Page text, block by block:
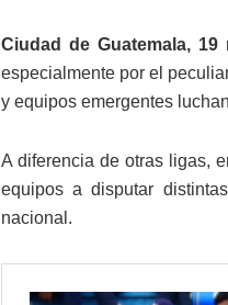
Ciudad de Guatemala, 19
especialmente por el
y equipos emergentes
A diferencia de otras ligas,
equipos a disputar
nacional.